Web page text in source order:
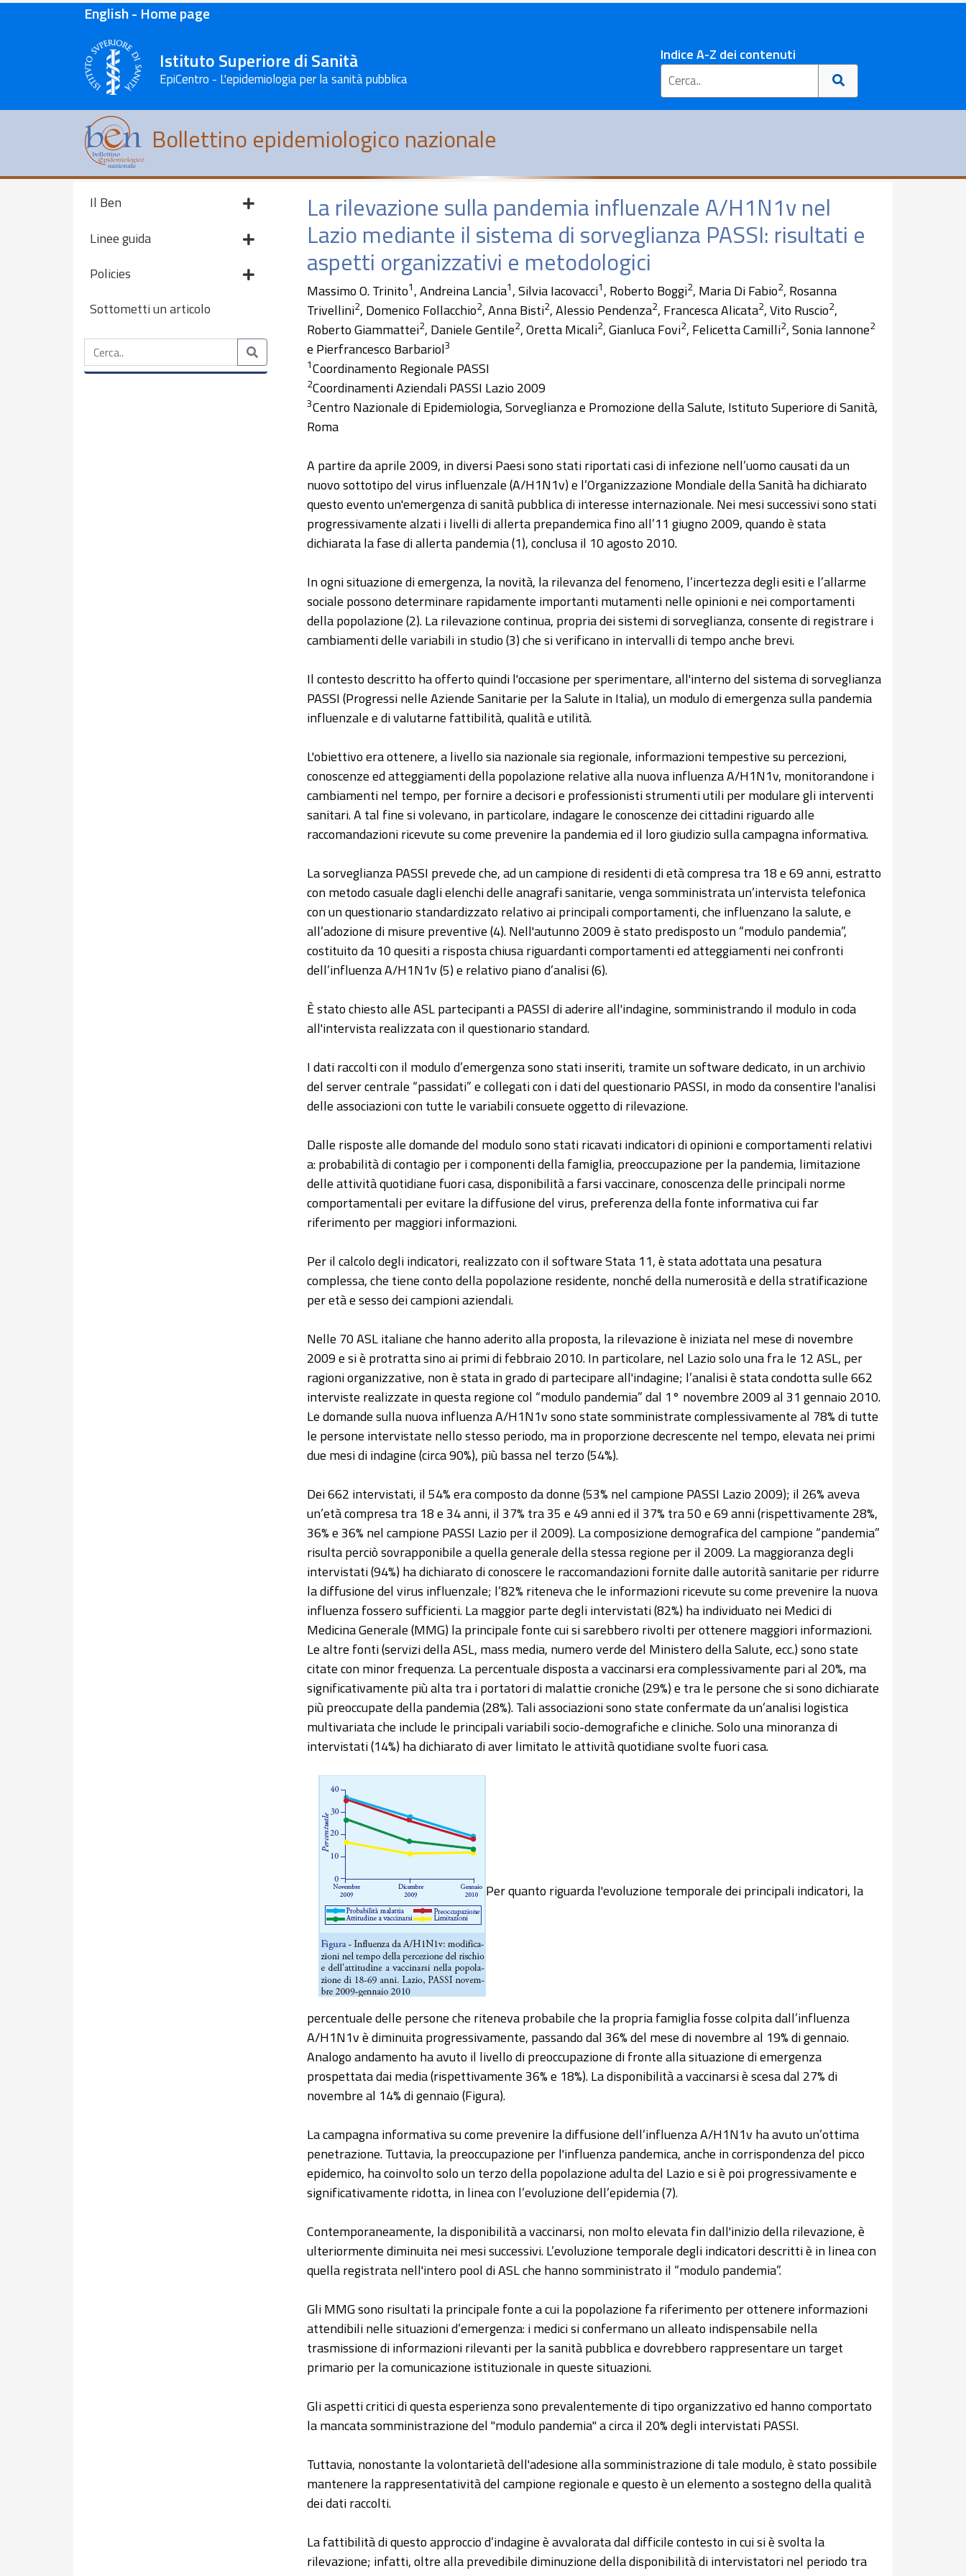
English - Home page
Istituto Superiore di Sanità
EpiCentro - L'epidemiologia per la sanità pubblica
Indice A-Z dei contenuti
Bollettino epidemiologico nazionale
Il Ben
Linee guida
Policies
Sottometti un articolo
La rilevazione sulla pandemia influenzale A/H1N1v nel
Lazio mediante il sistema di sorveglianza PASSI: risultati e
aspetti organizzativi e metodologici
Massimo O. Trinito1 , Andreina Lancia1 , Silvia Iacovacci1 , Roberto Boggi2, Maria Di Fabio2, Rosanna
Trivellini2, Domenico Follacchio2, Anna Bisti2, Alessio Pendenza2, Francesca Alicata2, Vito Ruscio2,
Roberto Giammattei2, Daniele Gentile2, Oretta Micali2, Gianluca Fovi2, Felicetta Camilli2, Sonia Iannone2
e Pierfrancesco Barbariol3
1Coordinamento Regionale PASSI
2Coordinamenti Aziendali PASSI Lazio 2009
3Centro Nazionale di Epidemiologia, Sorveglianza e Promozione della Salute, Istituto Superiore di Sanità,
Roma
A partire da aprile 2009, in diversi Paesi sono stati riportati casi di infezione nell’uomo causati da un
nuovo sottotipo del virus influenzale (A/H1N1v) e l’Organizzazione Mondiale della Sanità ha dichiarato
questo evento un'emergenza di sanità pubblica di interesse internazionale. Nei mesi successivi sono stati
progressivamente alzati i livelli di allerta prepandemica fino all’11 giugno 2009, quando è stata
dichiarata la fase di allerta pandemia (1), conclusa il 10 agosto 2010.
In ogni situazione di emergenza, la novità, la rilevanza del fenomeno, l’incertezza degli esiti e l’allarme
sociale possono determinare rapidamente importanti mutamenti nelle opinioni e nei comportamenti
della popolazione (2). La rilevazione continua, propria dei sistemi di sorveglianza, consente di registrare i
cambiamenti delle variabili in studio (3) che si verificano in intervalli di tempo anche brevi.
Il contesto descritto ha offerto quindi l'occasione per sperimentare, all'interno del sistema di sorveglianza
PASSI (Progressi nelle Aziende Sanitarie per la Salute in Italia), un modulo di emergenza sulla pandemia
influenzale e di valutarne fattibilità, qualità e utilità.
L'obiettivo era ottenere, a livello sia nazionale sia regionale, informazioni tempestive su percezioni,
conoscenze ed atteggiamenti della popolazione relative alla nuova influenza A/H1N1v, monitorandone i
cambiamenti nel tempo, per fornire a decisori e professionisti strumenti utili per modulare gli interventi
sanitari. A tal fine si volevano, in particolare, indagare le conoscenze dei cittadini riguardo alle
raccomandazioni ricevute su come prevenire la pandemia ed il loro giudizio sulla campagna informativa.
La sorveglianza PASSI prevede che, ad un campione di residenti di età compresa tra 18 e 69 anni, estratto
con metodo casuale dagli elenchi delle anagrafi sanitarie, venga somministrata un’intervista telefonica
con un questionario standardizzato relativo ai principali comportamenti, che influenzano la salute, e
all’adozione di misure preventive (4). Nell'autunno 2009 è stato predisposto un “modulo pandemia”,
costituito da 10 quesiti a risposta chiusa riguardanti comportamenti ed atteggiamenti nei confronti
dell’influenza A/H1N1v (5) e relativo piano d’analisi (6).
È stato chiesto alle ASL partecipanti a PASSI di aderire all'indagine, somministrando il modulo in coda
all'intervista realizzata con il questionario standard.
I dati raccolti con il modulo d’emergenza sono stati inseriti, tramite un software dedicato, in un archivio
del server centrale “passidati” e collegati con i dati del questionario PASSI, in modo da consentire l'analisi
delle associazioni con tutte le variabili consuete oggetto di rilevazione.
Dalle risposte alle domande del modulo sono stati ricavati indicatori di opinioni e comportamenti relativi
a: probabilità di contagio per i componenti della famiglia, preoccupazione per la pandemia, limitazione
delle attività quotidiane fuori casa, disponibilità a farsi vaccinare, conoscenza delle principali norme
comportamentali per evitare la diffusione del virus, preferenza della fonte informativa cui far
riferimento per maggiori informazioni.
Per il calcolo degli indicatori, realizzato con il software Stata 11, è stata adottata una pesatura
complessa, che tiene conto della popolazione residente, nonché della numerosità e della stratificazione
per età e sesso dei campioni aziendali.
Nelle 70 ASL italiane che hanno aderito alla proposta, la rilevazione è iniziata nel mese di novembre
2009 e si è protratta sino ai primi di febbraio 2010. In particolare, nel Lazio solo una fra le 12 ASL, per
ragioni organizzative, non è stata in grado di partecipare all'indagine; l’analisi è stata condotta sulle 662
interviste realizzate in questa regione col “modulo pandemia” dal 1° novembre 2009 al 31 gennaio 2010.
Le domande sulla nuova influenza A/H1N1v sono state somministrate complessivamente al 78% di tutte
le persone intervistate nello stesso periodo, ma in proporzione decrescente nel tempo, elevata nei primi
due mesi di indagine (circa 90%), più bassa nel terzo (54%).
Dei 662 intervistati, il 54% era composto da donne (53% nel campione PASSI Lazio 2009); il 26% aveva
un’età compresa tra 18 e 34 anni, il 37% tra 35 e 49 anni ed il 37% tra 50 e 69 anni (rispettivamente 28%,
36% e 36% nel campione PASSI Lazio per il 2009). La composizione demografica del campione “pandemia”
risulta perciò sovrapponibile a quella generale della stessa regione per il 2009. La maggioranza degli
intervistati (94%) ha dichiarato di conoscere le raccomandazioni fornite dalle autorità sanitarie per ridurre
la diffusione del virus influenzale; l’82% riteneva che le informazioni ricevute su come prevenire la nuova
influenza fossero sufficienti. La maggior parte degli intervistati (82%) ha individuato nei Medici di
Medicina Generale (MMG) la principale fonte cui si sarebbero rivolti per ottenere maggiori informazioni.
Le altre fonti (servizi della ASL, mass media, numero verde del Ministero della Salute, ecc.) sono state
citate con minor frequenza. La percentuale disposta a vaccinarsi era complessivamente pari al 20%, ma
significativamente più alta tra i portatori di malattie croniche (29%) e tra le persone che si sono dichiarate
più preoccupate della pandemia (28%). Tali associazioni sono state confermate da un’analisi logistica
multivariata che include le principali variabili socio-demografiche e cliniche. Solo una minoranza di
intervistati (14%) ha dichiarato di aver limitato le attività quotidiane svolte fuori casa.
Per quanto riguarda l'evoluzione temporale dei principali indicatori, la
percentuale delle persone che riteneva probabile che la propria famiglia fosse colpita dall’influenza
A/H1N1v è diminuita progressivamente, passando dal 36% del mese di novembre al 19% di gennaio.
Analogo andamento ha avuto il livello di preoccupazione di fronte alla situazione di emergenza
prospettata dai media (rispettivamente 36% e 18%). La disponibilità a vaccinarsi è scesa dal 27% di
novembre al 14% di gennaio (Figura).
La campagna informativa su come prevenire la diffusione dell’influenza A/H1N1v ha avuto un’ottima
penetrazione. Tuttavia, la preoccupazione per l'influenza pandemica, anche in corrispondenza del picco
epidemico, ha coinvolto solo un terzo della popolazione adulta del Lazio e si è poi progressivamente e
significativamente ridotta, in linea con l’evoluzione dell’epidemia (7).
Contemporaneamente, la disponibilità a vaccinarsi, non molto elevata fin dall'inizio della rilevazione, è
ulteriormente diminuita nei mesi successivi. L’evoluzione temporale degli indicatori descritti è in linea con
quella registrata nell'intero pool di ASL che hanno somministrato il “modulo pandemia”.
Gli MMG sono risultati la principale fonte a cui la popolazione fa riferimento per ottenere informazioni
attendibili nelle situazioni d’emergenza: i medici si confermano un alleato indispensabile nella
trasmissione di informazioni rilevanti per la sanità pubblica e dovrebbero rappresentare un target
primario per la comunicazione istituzionale in queste situazioni.
Gli aspetti critici di questa esperienza sono prevalentemente di tipo organizzativo ed hanno comportato
la mancata somministrazione del "modulo pandemia" a circa il 20% degli intervistati PASSI.
Tuttavia, nonostante la volontarietà dell'adesione alla somministrazione di tale modulo, è stato possibile
mantenere la rappresentatività del campione regionale e questo è un elemento a sostegno della qualità
dei dati raccolti.
La fattibilità di questo approccio d’indagine è avvalorata dal difficile contesto in cui si è svolta la
rilevazione; infatti, oltre alla prevedibile diminuzione della disponibilità di intervistatori nel periodo tra